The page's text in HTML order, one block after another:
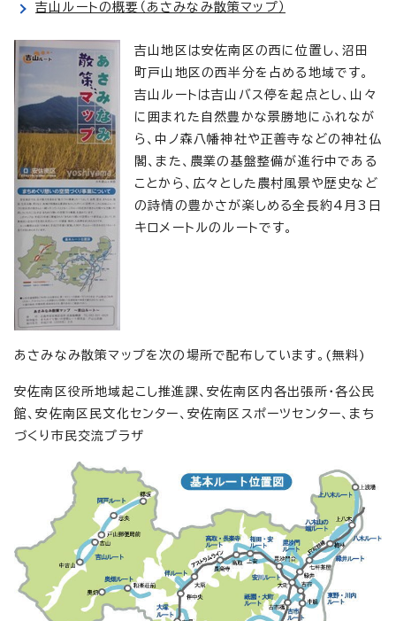
吉山ルートの概要（あさみなみ散策マップ）
吉山地区は安佐南区の西に位置し、沼田
町戸山地区の西半分を占める地域です。
吉山ルートは吉山バス停を起点とし、山々
に囲まれた自然豊かな景勝地にふれなが
ら、中ノ森八幡神社や正善寺などの神社仏
閣、また、農業の基盤整備が進行中である
ことから、広々とした農村風景や歴史など
の詩情の豊かさが楽しめる全長約4月3日
キロメートルのルートです。
あさみなみ散策マップを次の場所で配布しています。(無料)
安佐南区役所地域起こし推進課、安佐南区内各出張所・各公民
館、安佐南区民文化センター、安佐南区スポーツセンター、まち
づくり市民交流プラザ